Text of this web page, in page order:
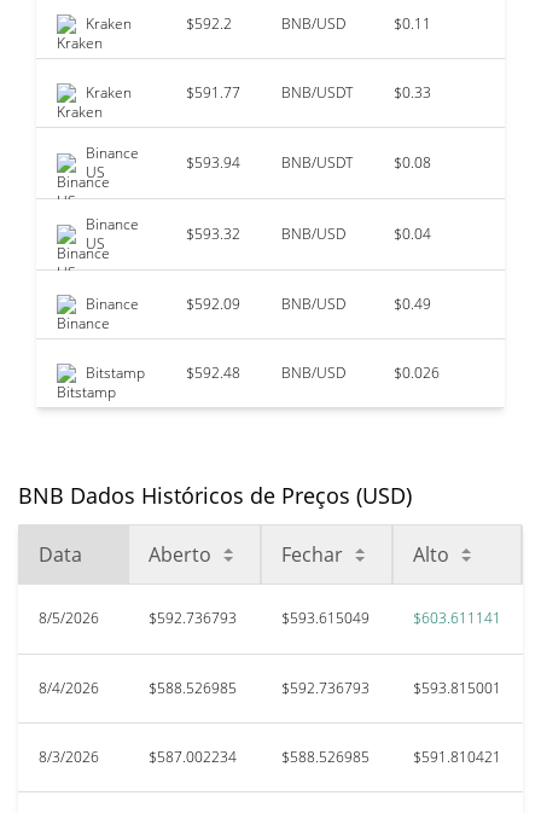
Kraken $592.2 BNB/USD $0.11
Kraken $591.77 BNB/USDT $0.33
Binance
US
$593.94 BNB/USDT $0.08
Binance
US
$593.32 BNB/USD $0.04
Binance $592.09 BNB/USD $0.49
Bitstamp $592.48 BNB/USD $0.026
BNB Dados Históricos de Preços (USD)
Data Aberto Fechar Alto
8/5/2026 $592.736793 $593.615049 $603.611141
8/4/2026 $588.526985 $592.736793 $593.815001
8/3/2026 $587.002234 $588.526985 $591.810421